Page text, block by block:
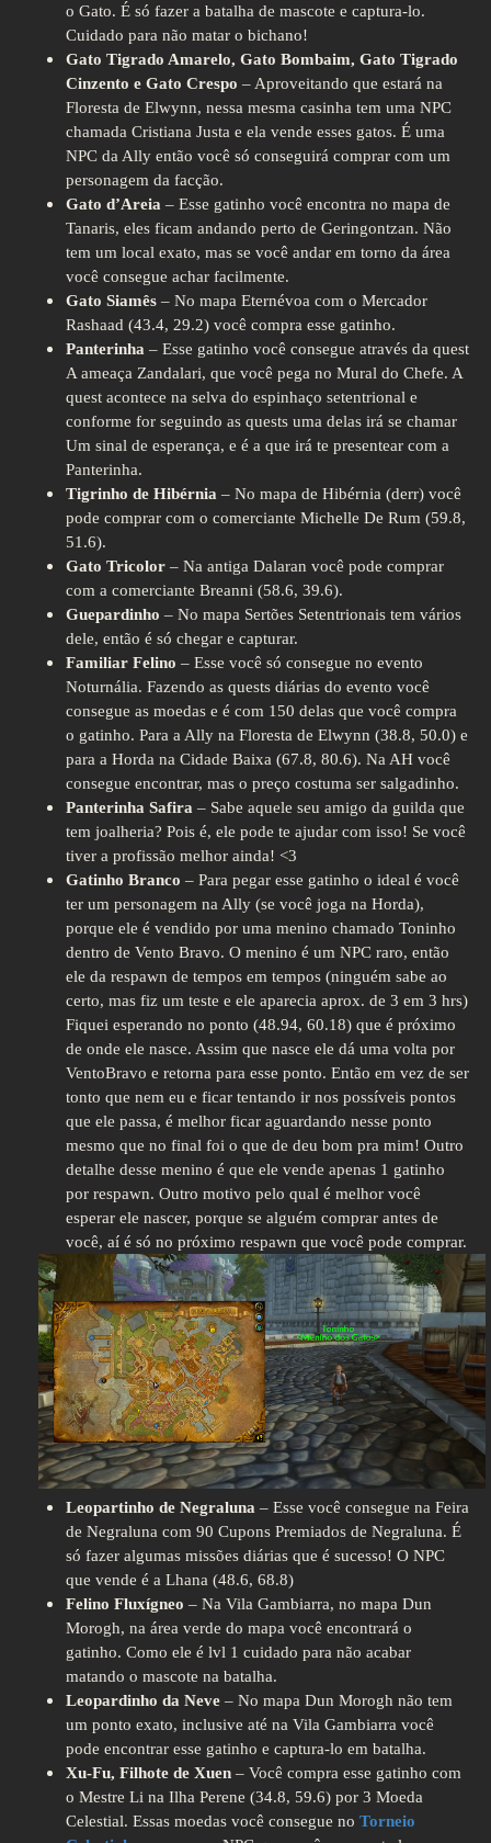
o Gato. É só fazer a batalha de mascote e captura-lo.
Cuidado para não matar o bichano!
Gato Tigrado Amarelo, Gato Bombaim, Gato Tigrado
Cinzento e Gato Crespo – Aproveitando que estará na
Floresta de Elwynn, nessa mesma casinha tem uma NPC
chamada Cristiana Justa e ela vende esses gatos. É uma
NPC da Ally então você só conseguirá comprar com um
personagem da facção.
Gato d’Areia – Esse gatinho você encontra no mapa de
Tanaris, eles ficam andando perto de Geringontzan. Não
tem um local exato, mas se você andar em torno da área
você consegue achar facilmente.
Gato Siamês – No mapa Eternévoa com o Mercador
Rashaad (43.4, 29.2) você compra esse gatinho.
Panterinha – Esse gatinho você consegue através da quest
A ameaça Zandalari, que você pega no Mural do Chefe. A
quest acontece na selva do espinhaço setentrional e
conforme for seguindo as quests uma delas irá se chamar
Um sinal de esperança, e é a que irá te presentear com a
Panterinha.
Tigrinho de Hibérnia – No mapa de Hibérnia (derr) você
pode comprar com o comerciante Michelle De Rum (59.8,
51.6).
Gato Tricolor – Na antiga Dalaran você pode comprar
com a comerciante Breanni (58.6, 39.6).
Guepardinho – No mapa Sertões Setentrionais tem vários
dele, então é só chegar e capturar.
Familiar Felino – Esse você só consegue no evento
Noturnália. Fazendo as quests diárias do evento você
consegue as moedas e é com 150 delas que você compra
o gatinho. Para a Ally na Floresta de Elwynn (38.8, 50.0) e
para a Horda na Cidade Baixa (67.8, 80.6). Na AH você
consegue encontrar, mas o preço costuma ser salgadinho.
Panterinha Safira – Sabe aquele seu amigo da guilda que
tem joalheria? Pois é, ele pode te ajudar com isso! Se você
tiver a profissão melhor ainda! <3
Gatinho Branco – Para pegar esse gatinho o ideal é você
ter um personagem na Ally (se você joga na Horda),
porque ele é vendido por uma menino chamado Toninho
dentro de Vento Bravo. O menino é um NPC raro, então
ele da respawn de tempos em tempos (ninguém sabe ao
certo, mas fiz um teste e ele aparecia aprox. de 3 em 3 hrs)
Fiquei esperando no ponto (48.94, 60.18) que é próximo
de onde ele nasce. Assim que nasce ele dá uma volta por
VentoBravo e retorna para esse ponto. Então em vez de ser
tonto que nem eu e ficar tentando ir nos possíveis pontos
que ele passa, é melhor ficar aguardando nesse ponto
mesmo que no final foi o que de deu bom pra mim! Outro
detalhe desse menino é que ele vende apenas 1 gatinho
por respawn. Outro motivo pelo qual é melhor você
esperar ele nascer, porque se alguém comprar antes de
você, aí é só no próximo respawn que você pode comprar.
Leopartinho de Negraluna – Esse você consegue na Feira
de Negraluna com 90 Cupons Premiados de Negraluna. É
só fazer algumas missões diárias que é sucesso! O NPC
que vende é a Lhana (48.6, 68.8)
Felino Fluxígneo – Na Vila Gambiarra, no mapa Dun
Morogh, na área verde do mapa você encontrará o
gatinho. Como ele é lvl 1 cuidado para não acabar
matando o mascote na batalha.
Leopardinho da Neve – No mapa Dun Morogh não tem
um ponto exato, inclusive até na Vila Gambiarra você
pode encontrar esse gatinho e captura-lo em batalha.
Xu-Fu, Filhote de Xuen – Você compra esse gatinho com
o Mestre Li na Ilha Perene (34.8, 59.6) por 3 Moeda
Celestial. Essas moedas você consegue no Torneio